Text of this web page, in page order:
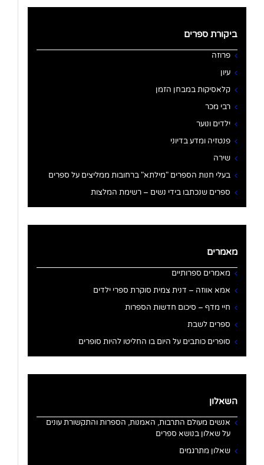
ביקורת ספרים
פרוזה
עיון
קלאסיקות במבחן הזמן
רבי מכר
ילדים ונוער
פנטזיה ומדע בדיוני
שירה
בעלי חנות הספרים "מילתא" ברחובות ממליצים על ספרים
ספרים שנכתבו בידי נשים – רשימת המלצות
מאמרים
מאמרים ספרותיים
אמא אווזה – דנית צמית סוקרת ספרי ילדים
חיי מדף – סיכום חדשות הספרות
ספרים לשבת
סופרים כותבים על היום בו החליטו להיות סופרים
השאלון
אנשים מעולם התרבות, האמנות, הספרות והתקשורת עונים
על שאלון בנושא ספרים
שאלון מתרגמים